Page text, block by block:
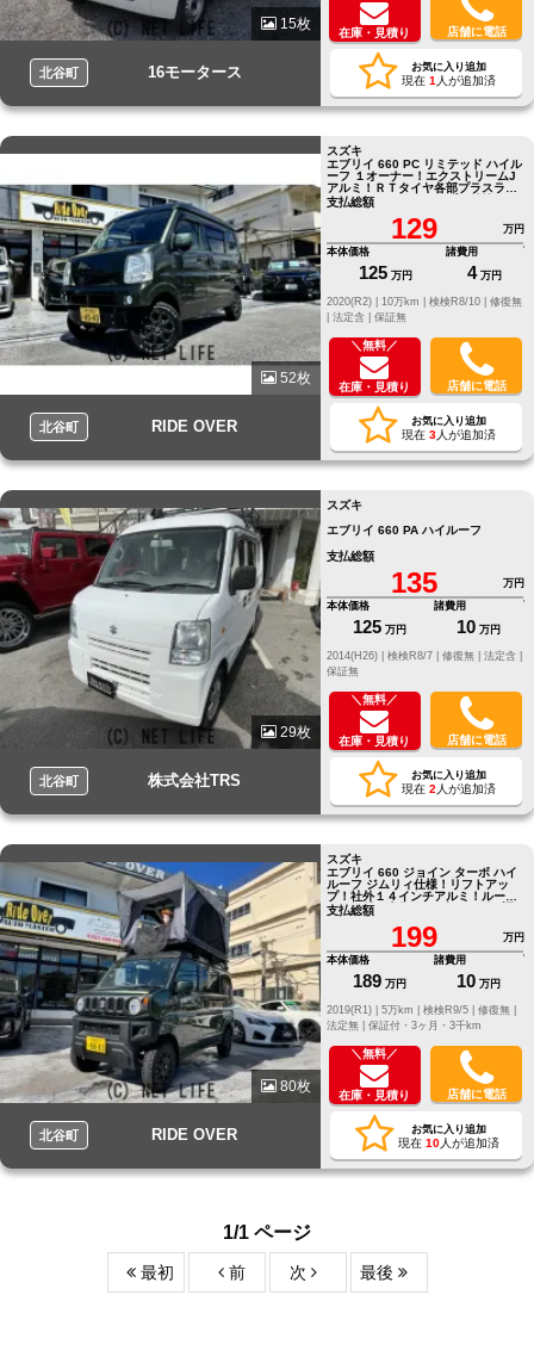
15枚
北谷町 16モータース
在庫・見積り 店舗に電話
お気に入り追加
現在 1 人が追加済
52枚
北谷町 RIDE OVER
スズキ
エブリイ 660 PC リミテッド ハイル
ーフ １オーナー！エクストリームJ
アルミ！ＲＴタイヤ各部プラスライ
ンパーツ！リフトアップ！前後バン
パー！
支払総額
129
万円
本体価格
125 万円
諸費用
4 万円
修復無
法定含 | 保証無
＼無料／
在庫・見積り 店舗に電話
お気に入り追加
現在 3人が追加済
29枚
北谷町 株式会社TRS
スズキ
エブリイ 660 PA ハイルーフ
支払総額
135
万円
本体価格
125 万円
諸費用
10 万円
修復無 | 法定含 |
保証無
＼無料／
在庫・見積り 店舗に電話
お気に入り追加
現在 2 人が追加済
80枚
北谷町 RIDE OVER
スズキ
エブリイ 660 ジョイン ターボ ハイ
ルーフ ジムリィ仕様！リフトアッ
プ！社外１４インチアルミ！ルーフ
テント付！走行５万K台！レザー調
シートカバー
支払総額
199
万円
本体価格
189 万円
諸費用
10 万円
修復無 |
法定無 | 保証付・3ヶ月・3千km
＼無料／
在庫・見積り 店舗に電話
お気に入り追加
現在 10人が追加済
1/1 ページ
最初 前 次 最後